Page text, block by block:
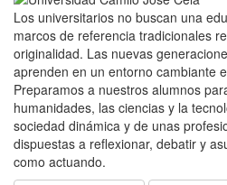
Los universitarios no buscan una
marcos de referencia tradicionales
originalidad. Las nuevas
aprenden en un entorno cambiante
Preparamos a nuestros alumnos
humanidades, las ciencias y la
sociedad dinámica y de unas
dispuestas a reflexionar, debatir y
como actuando.